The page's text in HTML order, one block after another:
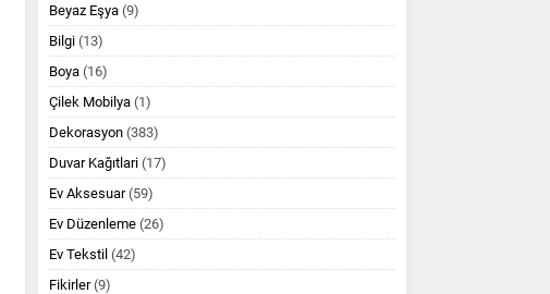
Beyaz Eşya (9)
Bilgi (13)
Boya (16)
Çilek Mobilya (1)
Dekorasyon (383)
Duvar Kağıtlari (17)
Ev Aksesuar(59)
Ev Düzenleme (26)
Ev Tekstil (42)
Fikirler(9)